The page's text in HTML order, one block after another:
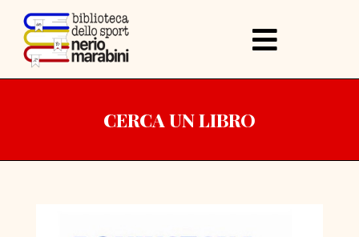
CERCA UN LIBRO